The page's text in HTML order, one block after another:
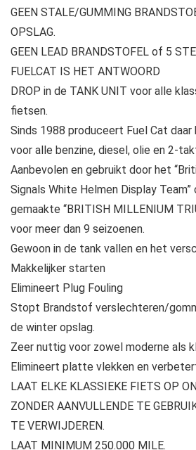
GEEN STALE/GUMMING
OPSLAG.
GEEN LEAD BRANDSTOFEL of 5
FUELCAT IS HET ANTWOORD
DROP in de TANK UNIT voor alle
fietsen.
Sinds 1988 produceert Fuel Cat
voor alle benzine, diesel, olie en 2-
Aanbevolen en gebruikt door het
Signals White Helmen Display Team”
gemaakte “BRITISH MILLENIUM
voor meer dan 9 seizoenen.
Gewoon in de tank vallen en het
Makkelijker starten
Elimineert Plug Fouling
Stopt Brandstof verslechteren/
de winter opslag.
Zeer nuttig voor zowel moderne als
Elimineert platte vlekken en
LAAT ELKE KLASSIEKE FIETS OP
ZONDER AANVULLENDE TE
TE VERWIJDEREN.
LAAT MINIMUM 250.000 MILE.